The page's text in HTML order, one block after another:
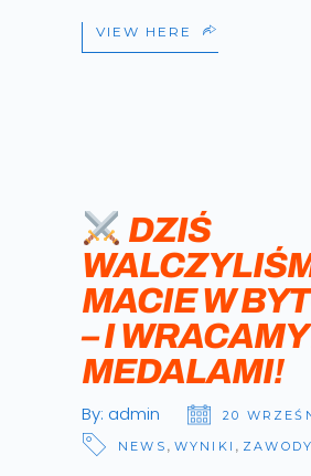
VIEW HERE
DZIŚ
MACIE W
– I
MEDALAMI!
By: admin
20
NEWS , WYNIKI , ZAWODY